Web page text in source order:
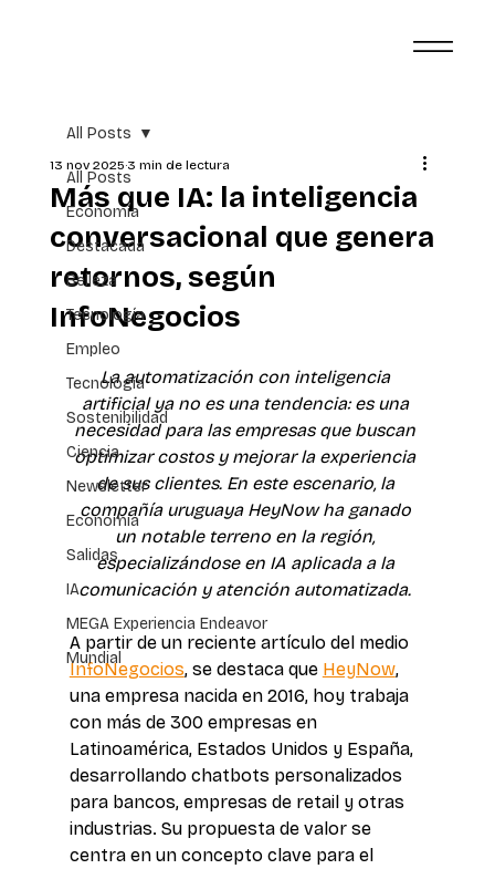
All Posts
Economía
Destacada
Belleza
Tecnología
Empleo
Tecnología
Sostenibilidad
Ciencia
Newsletter
Economía
Salidas
IA
MEGA Experiencia Endeavor
Mundial
All Posts
Más que IA: la inteligencia
conversacional que genera
retornos, según
InfoNegocios
13 nov 20253 min de lectura
La automatización con inteligencia
artificial ya no es una tendencia: es una
necesidad para las empresas que buscan
optimizar costos y mejorar la experiencia
de sus clientes. En este escenario, la
compañía uruguaya HeyNow ha ganado
un notable terreno en la región,
especializándose en IA aplicada a la
comunicación y atención automatizada.
A partir de un reciente artículo del medio
InfoNegocios, se destaca que HeyNow,
una empresa nacida en 2016, hoy trabaja
con más de 300 empresas en
Latinoamérica, Estados Unidos y España,
desarrollando chatbots personalizados
para bancos, empresas de retail y otras
industrias. Su propuesta de valor se
centra en un concepto clave para el